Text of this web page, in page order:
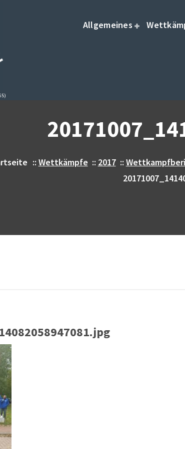
Allgemeines
:: Wettkämpfe :: 2017::